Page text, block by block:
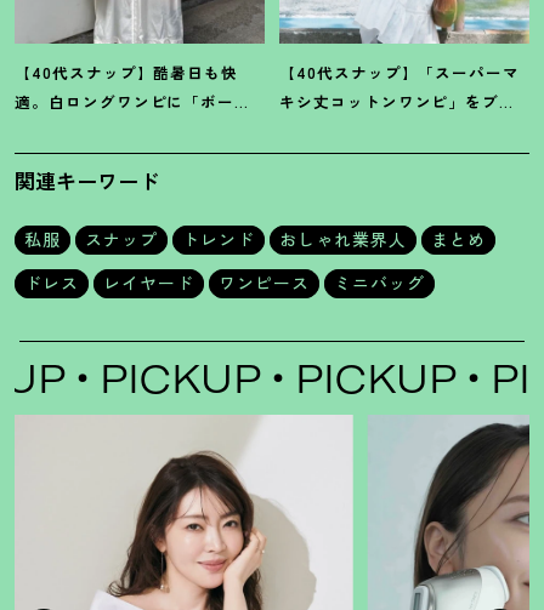
【40代スナップ】酷暑日も快
適。白ロングワンピに「ボー
美緒さん
【40代スナップ】「スーパーマ
キシ丈コットンワンピ」をブラ
さん
関連キーワード
私服 スナップ トレンド おしゃれ業界人
まとめ
ドレス
レイヤード ワンピース ミニバッグ
PICKUP PICKUP